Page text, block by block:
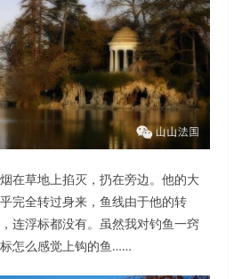
在草地上掐灭，扔在旁边。他的大
完全转过身来，鱼线由于他的转
连浮标都没有。虽然我对钓鱼一窍
怎么感觉上钩的鱼……